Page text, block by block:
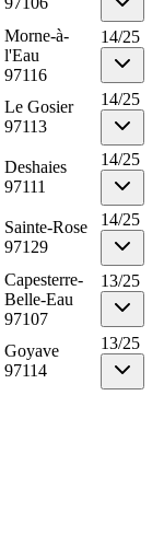
Morne-à-
l'Eau
97116
14/25
Le Gosier
97113
14/25
Deshaies
97111
14/25
Sainte-Rose
97129
14/25
Capesterre-
Belle-Eau
97107
13/25
Goyave
97114
13/25